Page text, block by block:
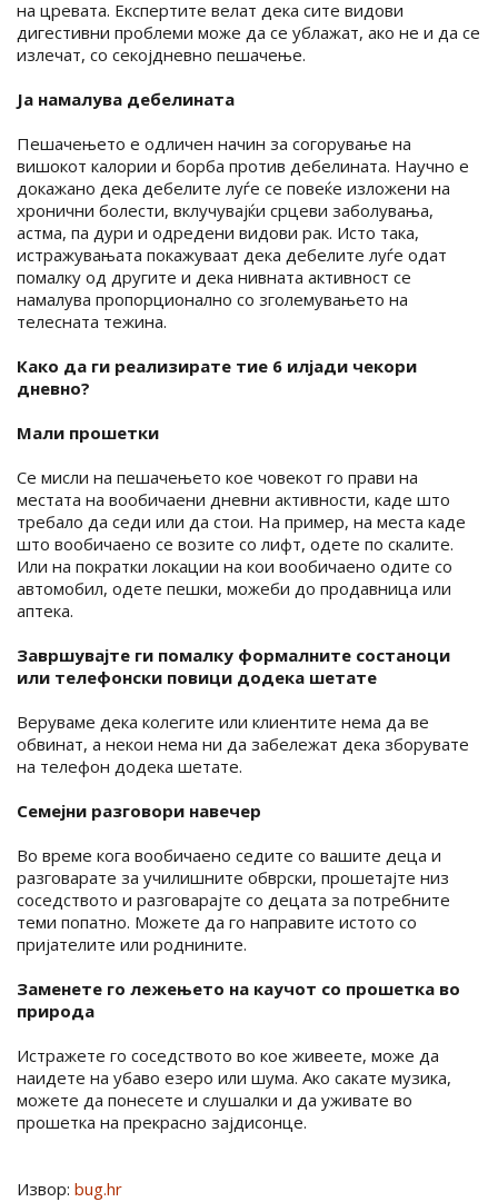
на цревата. Експертите велат дека сите видови
дигестивни проблеми може да се ублажат, ако не и да се
излечат, со секојдневно пешачење.
Ја намалува дебелината
Пешачењето е одличен начин за согорување на
вишокот калории и борба против дебелината. Научно е
докажано дека дебелите луѓе се повеќе изложени на
хронични болести, вклучувајќи срцеви заболувања,
астма, па дури и одредени видови рак. Исто така,
истражувањата покажуваат дека дебелите луѓе одат
помалку од другите и дека нивната активност се
намалува пропорционално со зголемувањето на
телесната тежина.
Како да ги реализирате тие 6 илјади чекори
дневно?
Мали прошетки
Се мисли на пешачењето кое човекот го прави на
местата на вообичаени дневни активности, каде што
требало да седи или да стои. На пример, на места каде
што вообичаено се возите со лифт, одете по скалите.
Или на пократки локации на кои вообичаено одите со
автомобил, одете пешки, можеби до продавница или
аптека.
Завршувајте ги помалку формалните состаноци
или телефонски повици додека шетате
Веруваме дека колегите или клиентите нема да ве
обвинат, а некои нема ни да забележат дека зборувате
на телефон додека шетате.
Семејни разговори навечер
Во време кога вообичаено седите со вашите деца и
разговарате за училишните обврски, прошетајте низ
соседството и разговарајте со децата за потребните
теми попатно. Можете да го направите истото со
пријателите или роднините.
Заменете го лежењето на каучот со прошетка во
природа
Истражете го соседството во кое живеете, може да
наидете на убаво езеро или шума. Ако сакате музика,
можете да понесете и слушалки и да уживате во
прошетка на прекрасно зајдисонце.
Извор: bug.hr